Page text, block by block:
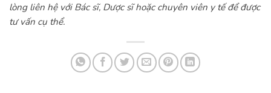
lòng liên hệ với Bác sĩ, Dược sĩ hoặc chuyên viên y tế để được
tư vấn cụ thể.